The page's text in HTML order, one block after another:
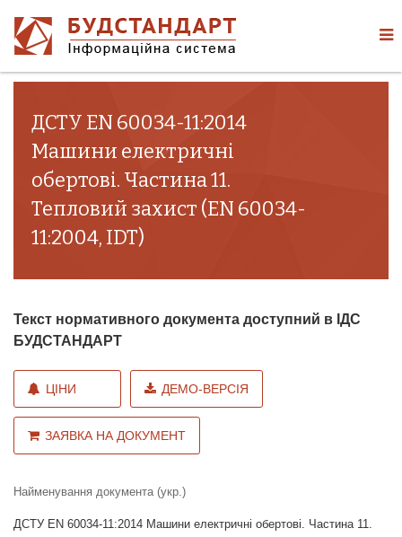
ДСТУ EN 60034-11:2014
Машини електричні
обертові. Частина 11.
Тепловий захист (EN 60034-
11:2004, IDT)
Текст нормативного документа доступний в ІДС
БУДСТАНДАРТ
ЦІНИ ДЕМО-ВЕРСІЯ
ЗАЯВКА НА ДОКУМЕНТ
Найменування документа (укр.)
ДСТУ EN 60034-11:2014 Машини електричні обертові. Частина 11.